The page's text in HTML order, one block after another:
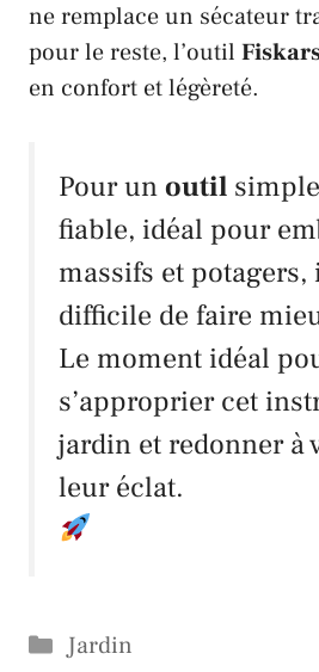
ne remplace un sécateur
pour le reste, l’outil
en confort et légèreté.
Pour unoutil
fiable, idéal pour
massifs et potagers,
difficile de faire
Le moment idéal
s’approprier cet
jardin et redonner à
leur éclat.
Catégories
Jardin